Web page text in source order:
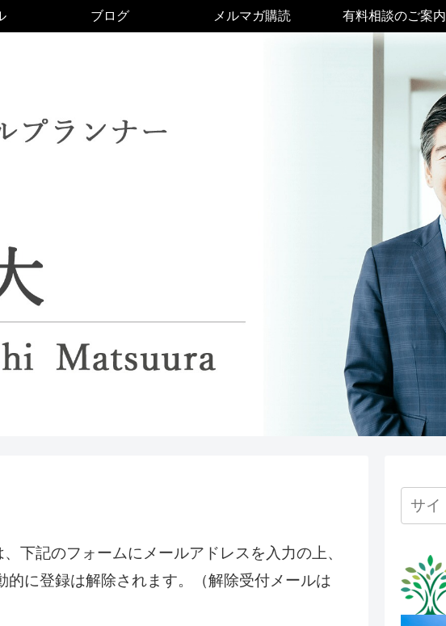
ブログ メルマガ購読 有料相談のご案内
下記のフォームにメールアドレスを入力の上、
に登録は解除されます。（解除受付メールは